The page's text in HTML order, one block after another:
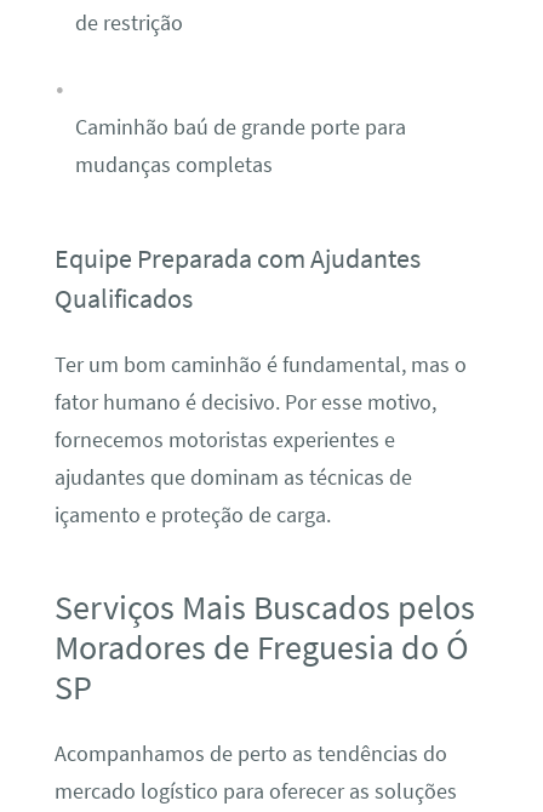
de restrição
Caminhão baú de grande porte para
mudanças completas
Equipe Preparada com Ajudantes
Qualificados
Ter um bom caminhão é fundamental, mas o
fator humano é decisivo. Por esse motivo,
fornecemos motoristas experientes e
ajudantes que dominam as técnicas de
içamento e proteção de carga.
Serviços Mais Buscados pelos
Moradores de Freguesia do Ó
SP
Acompanhamos de perto as tendências do
mercado logístico para oferecer as soluções